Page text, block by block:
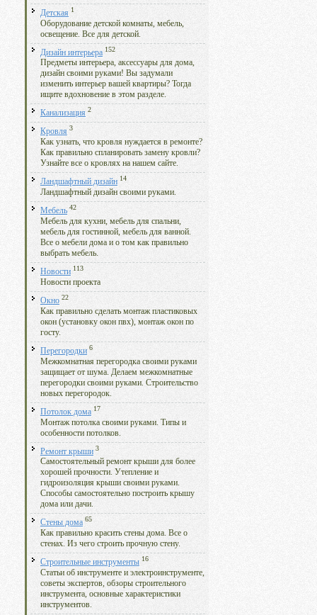
Детская 1
Оборудование детской комнаты, мебель,
освещение. Все для детской.
Дизайн интерьера 152
Предметы интерьера, аксессуары для дома,
дизайн своими руками! Вы задумали
изменить интерьер вашей квартиры? Тогда
ищите вдохновение в этом разделе.
Канализация 2
Кровля 3
Как узнать, что кровля нуждается в ремонте?
Как правильно спланировать замену кровли?
Узнайте все о кровлях на нашем сайте.
Ландшафтный дизайн 14
Ландшафтный дизайн своими руками.
Мебель 42
Мебель для кухни, мебель для спальни,
мебель для гостинной, мебель для ванной.
Все о мебели дома и о том как правильно
выбрать мебель.
Новости 113
Новости проекта
Окно 22
Как правильно сделать монтаж пластиковых
окон (установку окон пвх), монтаж окон по
госту.
Перегородки 6
Межкомнатная перегородка своими руками
защищает от шума. Делаем межкомнатные
перегородки своими руками. Строительство
новых перегородок.
Потолок дома 17
Монтаж потолка своими руками. Типы и
особенности потолков.
Ремонт крыши 3
Самостоятельный ремонт крыши для более
хорошей прочности. Утепление и
гидроизоляция крыши своими руками.
Способы самостоятельно построить крышу
дома или дачи.
Стены дома 65
Как правильно красить стены дома. Все о
стенах. Из чего строить прочную стену.
Строительные инструменты 16
Статьи об инструменте и электроинструменте,
советы экспертов, обзоры строительного
инструмента, основные характеристики
инструментов.